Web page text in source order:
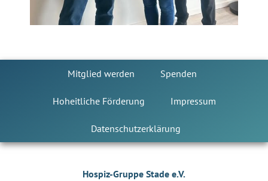
Mitglied werden Spenden
Hoheitliche Förderung Impressum
Datenschutzerklärung
Hospiz-Gruppe Stade e.V.